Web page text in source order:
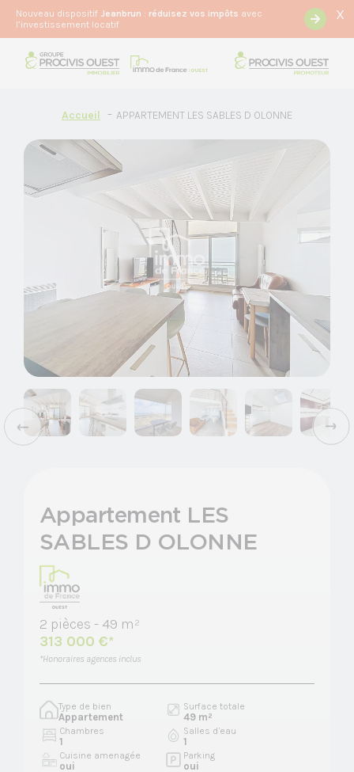
Accueil APPARTEMENT LES SABLES D OLONNE
Appartement LES
SABLES D OLONNE
2 pièces - 49 m²
313 000 €*
*Honoraires agences inclus
Type de bien
Appartement
Surface totale
49 m²
Chambres
1
Salles d’eau
1
Cuisine amenagée
oui
Parking
oui
Nouveau dispositif Jeanbrun : réduisez vos impôts avec
l’investissement locatif
X